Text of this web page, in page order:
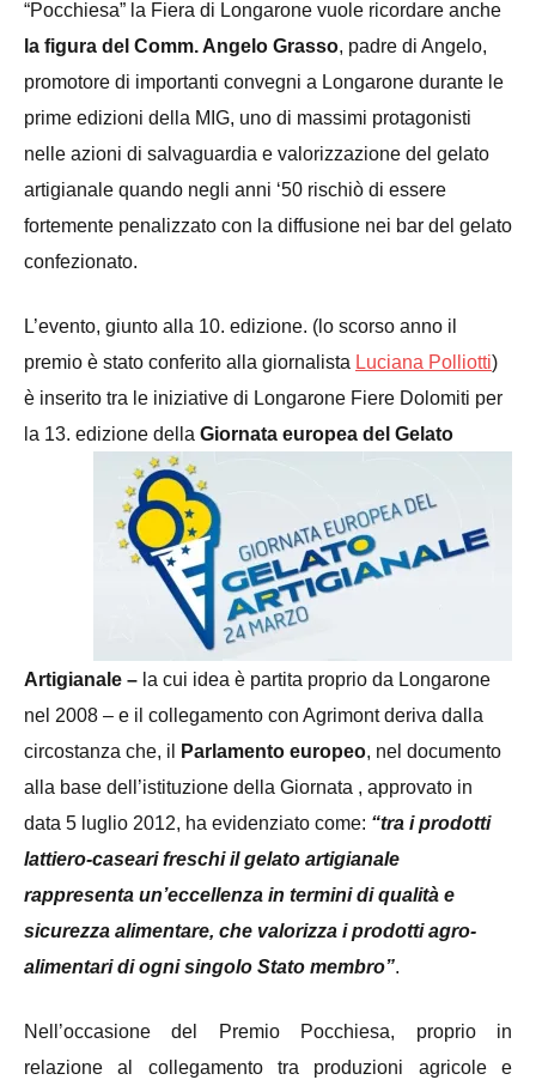
“Pocchiesa” la Fiera di Longarone vuole ricordare anche
la figura del Comm. Angelo Grasso, padre di Angelo,
promotore di importanti convegni a Longarone durante le
prime edizioni della MIG, uno di massimi protagonisti
nelle azioni di salvaguardia e valorizzazione del gelato
artigianale quando negli anni ‘50 rischiò di essere
fortemente penalizzato con la diffusione nei bar del gelato
confezionato.
L’evento, giunto alla 10. edizione. (lo scorso anno il
premio è stato conferito alla giornalista Luciana Polliotti)
è inserito tra le iniziative di Longarone Fiere Dolomiti per
la 13. edizione della Giornata europea del Gelato
Artigianale – la cui idea è partita proprio da Longarone
nel 2008 – e il collegamento con Agrimont deriva dalla
circostanza che, il
Parlamento europeo, nel documento
alla base dell’istituzione della Giornata , approvato in
data 5 luglio 2012, ha evidenziato come: “tra i prodotti
lattiero-caseari freschi il gelato artigianale
rappresenta un’eccellenza in termini di qualità e
sicurezza alimentare, che valorizza i prodotti agro-
alimentari di ogni singolo Stato membro”.
Nell’occasione del Premio Pocchiesa, proprio in
relazione al collegamento tra produzioni agricole e